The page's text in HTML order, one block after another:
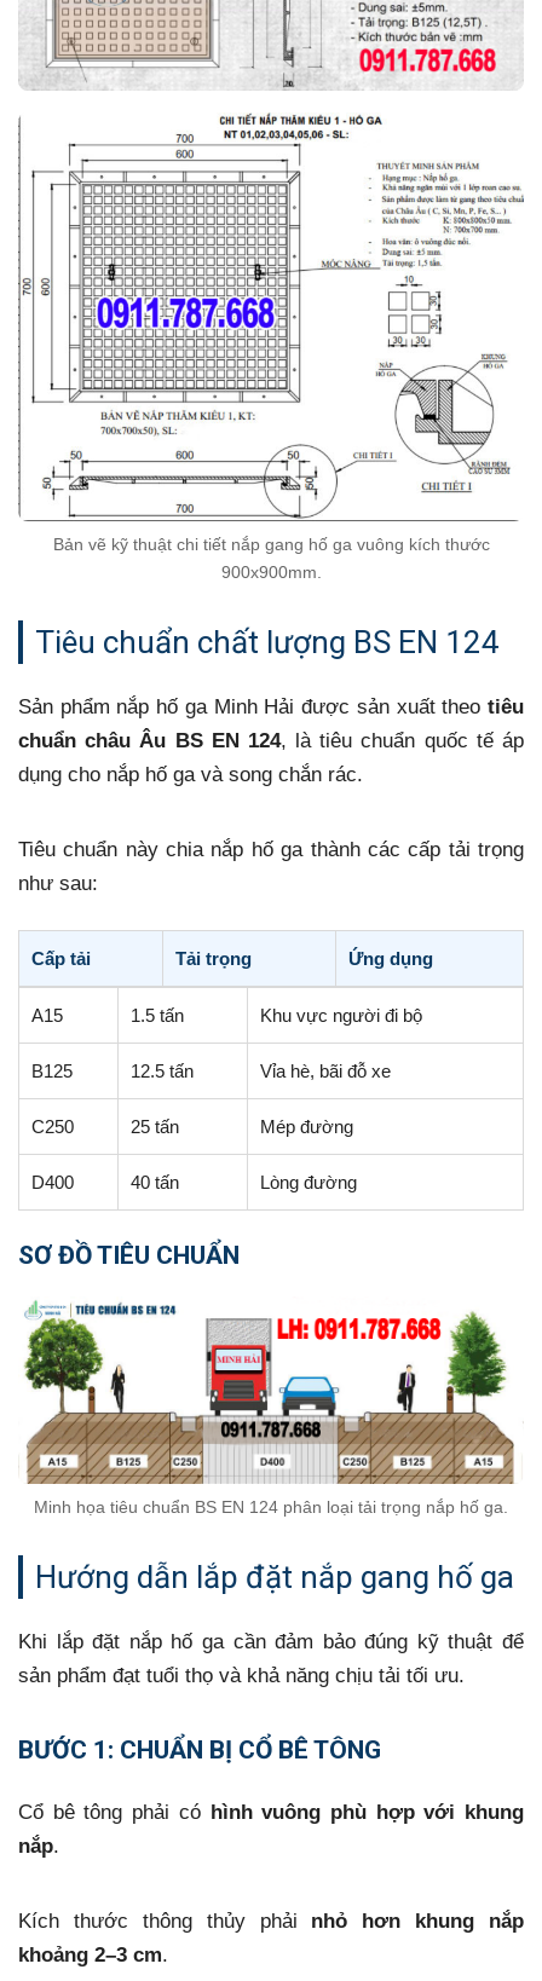
Bản vẽ kỹ thuật chi tiết nắp gang hố ga vuông kích thước
900x900mm.
Tiêu chuẩn chất lượng BS EN 124
Sản phẩm nắp hố ga Minh Hải được sản xuất theo tiêu
chuẩn châu Âu BS EN 124, là tiêu chuẩn quốc tế áp
dụng cho nắp hố ga và song chắn rác.
Tiêu chuẩn này chia nắp hố ga thành các cấp tải trọng
như sau:
Cấp tải Tải trọng Ứng dụng
A15 1.5 tấn Khu vực người đi bộ
B125 12.5 tấn Vỉa hè, bãi đỗ xe
C250 25 tấn Mép đường
D400 40 tấn Lòng đường
SƠ ĐỒ TIÊU CHUẨN
Minh họa tiêu chuẩn BS EN 124 phân loại tải trọng nắp hố ga.
Hướng dẫn lắp đặt nắp gang hố ga
Khi lắp đặt nắp hố ga cần đảm bảo đúng kỹ thuật để
sản phẩm đạt tuổi thọ và khả năng chịu tải tối ưu.
BƯỚC 1: CHUẨN BỊ CỔ BÊ TÔNG
Cổ bê tông phải có hình vuông phù hợp với khung
nắp.
Kích thước thông thủy phải nhỏ hơn khung nắp
khoảng 2–3 cm.